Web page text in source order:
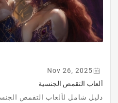
Nov 26, 2025
ألعاب التقمص الجنسية
دليل شامل لألعاب التقمص